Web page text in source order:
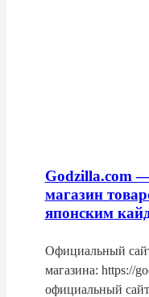
Godzilla.com
магазин
японским
Официальный
магазина: https://
официальный